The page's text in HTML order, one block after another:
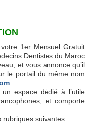
1er Mensuel Gratuit
Dentistes du Maroc
et vous annonce qu’il
le portail du même nom
espace dédié à l’utile
et comporte
rubriques suivantes :